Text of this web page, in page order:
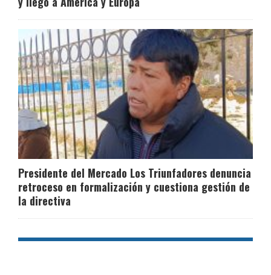
Presidente del Mercado Los Triunfadores denuncia
retroceso en formalización y cuestiona gestión de
la directiva